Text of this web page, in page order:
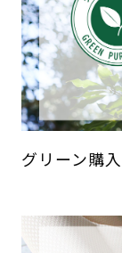
グリーン購